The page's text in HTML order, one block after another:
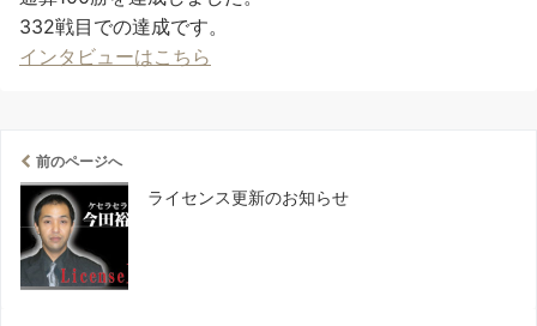
332戦目での達成です。
インタビューはこちら
前のページへ
ライセンス更新のお知らせ